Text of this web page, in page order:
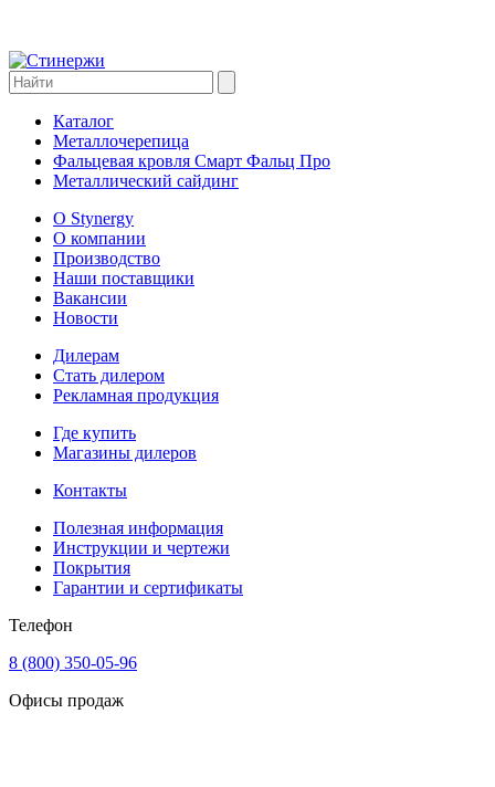
Каталог
Металлочерепица
Фальцевая кровля Смарт Фальц Про
Металлический сайдинг
О Stynergy
О компании
Производство
Наши поставщики
Вакансии
Новости
Дилерам
Стать дилером
Рекламная продукция
Где купить
Магазины дилеров
Контакты
Полезная информация
Инструкции и чертежи
Покрытия
Гарантии и сертификаты
Телефон
8 (800) 350-05-96
Офисы продаж